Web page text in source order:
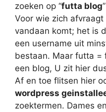
zoeken op “futta blog
Voor wie zich
vandaan komt; het is
een username uit
bestaan. Maar futta =
een blog, U zit hier
Af en toe flitsen hier
wordpress
zoektermen. Dames